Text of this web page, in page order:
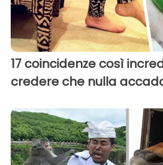
17 coincidenze così
credere che nulla